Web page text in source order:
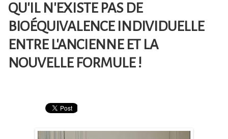
QU'IL N'EXISTE PAS DE
BIOÉQUIVALENCE INDIVIDUELLE
ENTRE L'ANCIENNE ET LA
NOUVELLE FORMULE !